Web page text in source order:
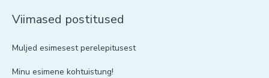
Viimased postitused
Muljed esimesest perelepitusest
Minu esimene kohtuistung!